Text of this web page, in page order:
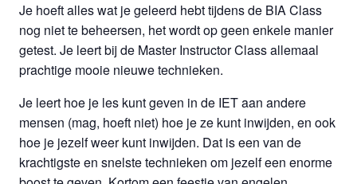
Je hoeft alles wat je geleerd hebt tijdens de BIA Class
nog niet te beheersen, het wordt op geen enkele manier
getest. Je leert bij de Master Instructor Class allemaal
prachtige mooie nieuwe technieken.
Je leert hoe je les kunt geven in de IET aan andere
mensen (mag, hoeft niet) hoe je ze kunt inwijden, en ook
hoe je jezelf weer kunt inwijden. Dat is een van de
krachtigste en snelste technieken om jezelf een enorme